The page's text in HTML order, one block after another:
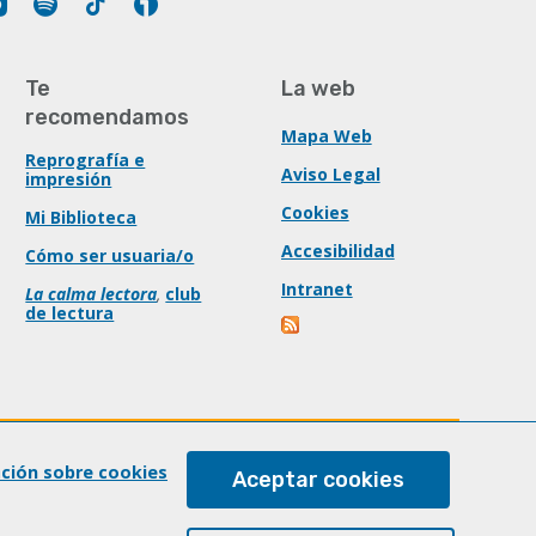
Te
recomendamos
Reprografía e
impresión
Mi Biblioteca
Cómo ser usuaria/o
La calma lectora, club
de lectura
La web
Mapa Web
Aviso Legal
Cookies
Accesibilidad
Intranet
sobre cookies Aceptar cookies